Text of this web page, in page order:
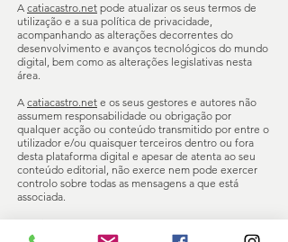
A catiacastro.net pode atualizar os seus termos de
utilização e a sua política de privacidade,
acompanhando as alterações decorrentes do
desenvolvimento e avanços tecnológicos do mundo
digital, bem como as alterações legislativas nesta
área.
A catiacastro.net e os seus gestores e autores não
assumem responsabilidade ou obrigação por
qualquer acção ou conteúdo transmitido por entre o
utilizador e/ou quaisquer terceiros dentro ou fora
desta plataforma digital e apesar de atenta ao seu
conteúdo editorial, não exerce nem pode exercer
controlo sobre todas as mensagens a que está
associada.
Acatiacastro.nete os seus gestores e autores não
se responsabilizam nem poderão ser